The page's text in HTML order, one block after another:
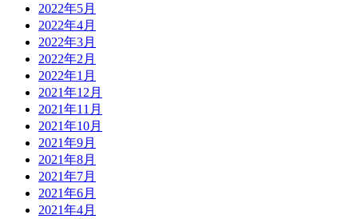
2022年5月
2022年4月
2022年3月
2022年2月
2022年1月
2021年12月
2021年11月
2021年10月
2021年9月
2021年8月
2021年7月
2021年6月
2021年4月